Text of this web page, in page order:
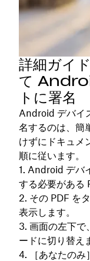
詳細ガイ
て
トに署名
Android デバイ
名するのは、簡
けずにドキュメ
順に従います。
Android デバ
する必要がある
その PDF を
表示します。
画面の左下で
ードに切り替え
［あなたのみ